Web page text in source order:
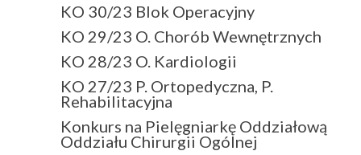
KO 30/23 Blok Operacyjny
KO 29/23 O. Chorób Wewnętrznych
KO 28/23 O. Kardiologii
KO 27/23 P. Ortopedyczna, P.
Rehabilitacyjna
Konkurs na Pielęgniarkę Oddziałową
Oddziału Chirurgii Ogólnej